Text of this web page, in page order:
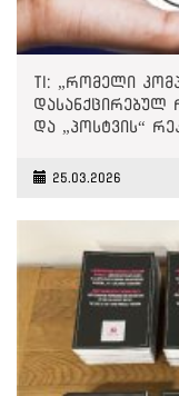
TI: „რომელი
დასანქცირებულ
და „პოსტვის“
25.03.2026